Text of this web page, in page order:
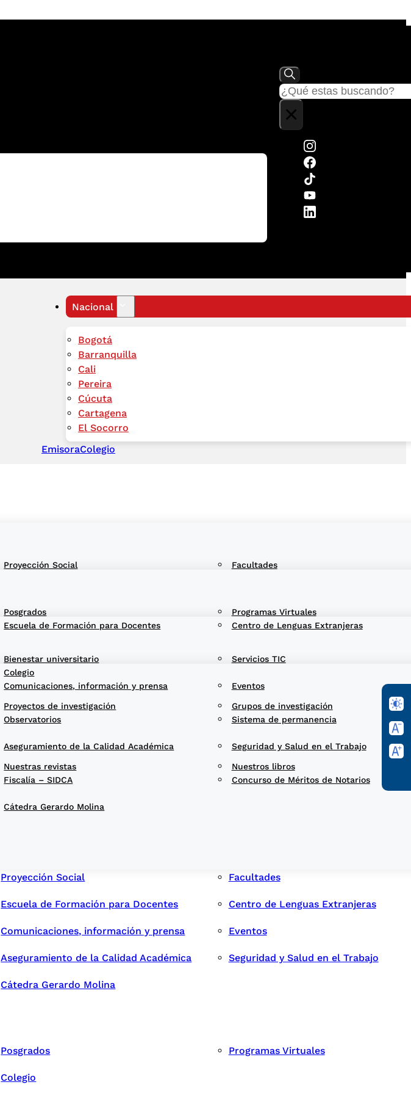
Buscar
×
Nacional
Bogotá
Barranquilla
Cali
Pereira
Cúcuta
Cartagena
El Socorro
EmisoraColegio
Proyección Social Facultades
Escuela de Formación para Docentes Centro de Lenguas Extranjeras
Comunicaciones, información y prensa Eventos
Aseguramiento de la Calidad Académica Seguridad y Salud en el Trabajo
Cátedra Gerardo Molina
Posgrados Programas Virtuales
Colegio
Bienestar universitario Servicios TIC
Observatorios Sistema de permanencia
Fiscalía – SIDCA Concurso de Méritos de Notarios
Proyectos de investigación Grupos de investigación
Nuestras revistas Nuestros libros
Proyección Social Facultades
Escuela de Formación para Docentes Centro de Lenguas Extranjeras
Comunicaciones, información y prensa Eventos
Aseguramiento de la Calidad Académica Seguridad y Salud en el Trabajo
Cátedra Gerardo Molina
Posgrados Programas Virtuales
Colegio